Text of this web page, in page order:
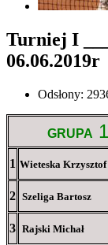
Turniej I
06.06.2019r
Odsłony:
GRUPA 1
1 Wieteska Krzysztof
2 Szeliga Bartosz
3 Rajski Michał